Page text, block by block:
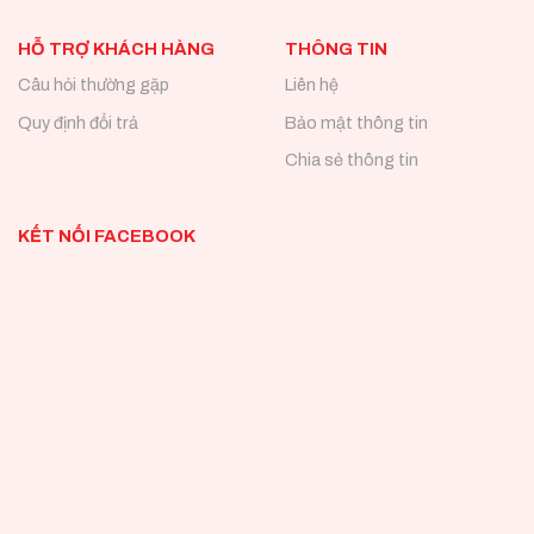
HỖ TRỢ KHÁCH HÀNG
Câu hỏi thường gặp
Quy định đổi trả
THÔNG TIN
Liên hệ
Bảo mật thông tin
Chia sẻ thông tin
KẾT NỐI FACEBOOK